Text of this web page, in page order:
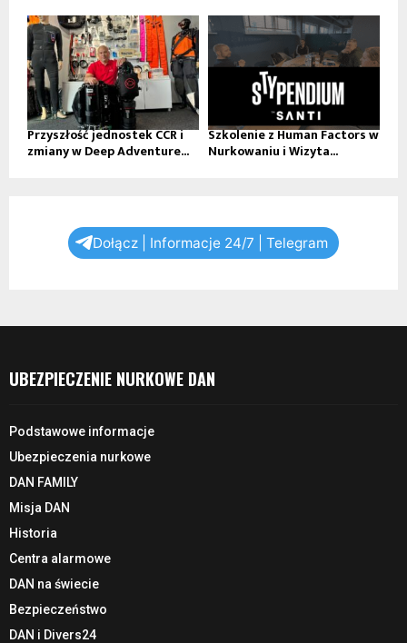
Przyszłość jednostek CCR i
zmiany w Deep Adventure...
Szkolenie z Human Factors w
Nurkowaniu i Wizyta...
Dołącz | Informacje 24/7 | Telegram
UBEZPIECZENIE NURKOWE DAN
Podstawowe informacje
Ubezpieczenia nurkowe
DAN FAMILY
Misja DAN
Historia
Centra alarmowe
DAN na świecie
Bezpieczeństwo
DAN i Divers24